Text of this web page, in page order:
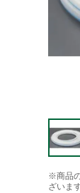
※商品
ざいま